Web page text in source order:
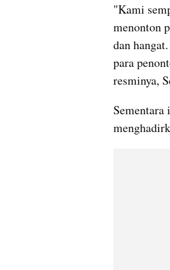
"Kami
menonton
dan
para
resminya,
Sementara